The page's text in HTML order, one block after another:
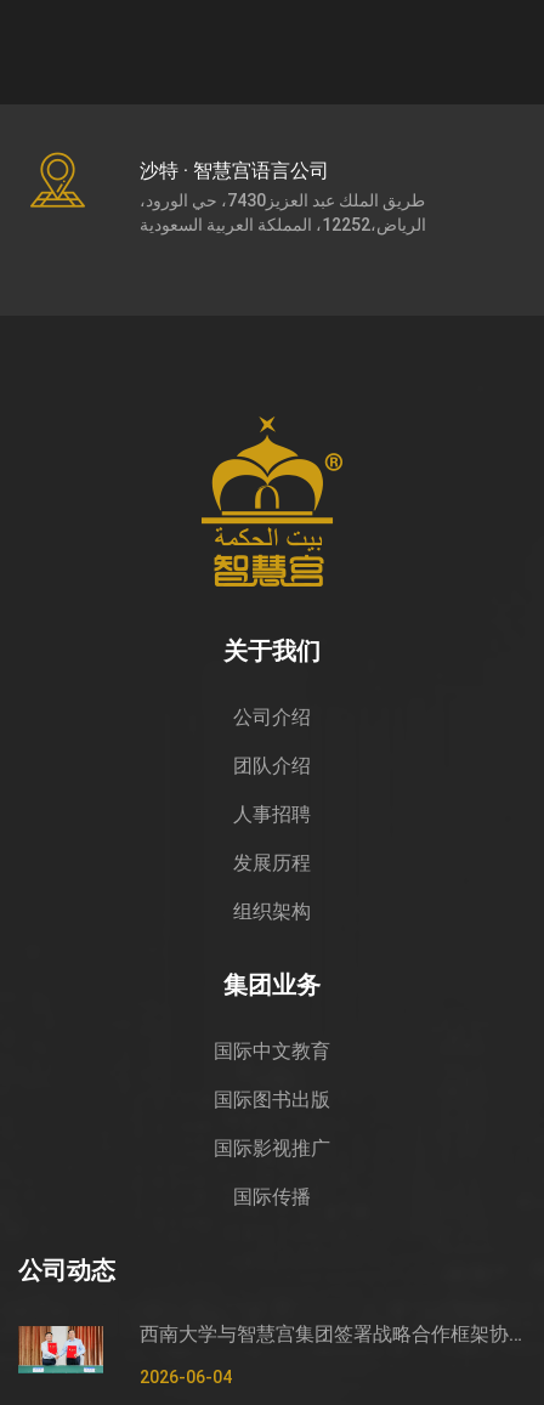
沙特 · 智慧宫语言公司
طريق الملك عبد العزيز7430، حي الورود،
الرياض،12252، المملكة العربية السعودية
关于我们
公司介绍
团队介绍
人事招聘
发展历程
组织架构
集团业务
国际中文教育
国际图书出版
国际影视推广
国际传播
公司动态
西南大学与智慧宫集团签署战略合作框架协议
2026-06-04